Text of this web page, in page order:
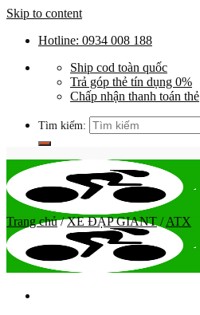
Skip to content
Hotline: 0934 008 188
Ship cod toàn quốc
Trả góp thẻ tín dụng 0%
Chấp nhận thanh toán thẻ
Tìm kiếm:
Trang chủ / XE ĐẠP GIANT / ATX